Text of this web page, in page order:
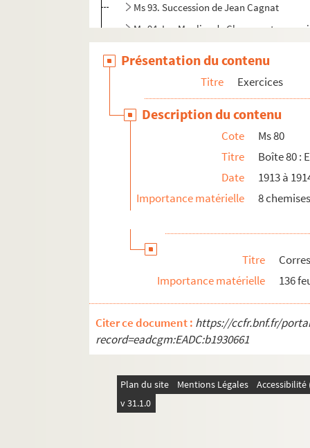
Ms 93. Succession de Jean Cagnat
Ms 94. Les Moulins de Clamecy et ses
Ms 96. Autres documents
Ms 97. Papiers pré-imprimés vierges
Présentation du contenu
Titre Exercices
Description du contenu
Cote
Ms 80
Titre
Boîte 80 :
Date
1913 à
Importance matérielle
8
Titre
Importance matérielle
136
Citer ce document : https://ccfr.bnf.fr/
record=eadcgm:EADC:b1930661
Plan du site Mentions Légales
v 31.1.0